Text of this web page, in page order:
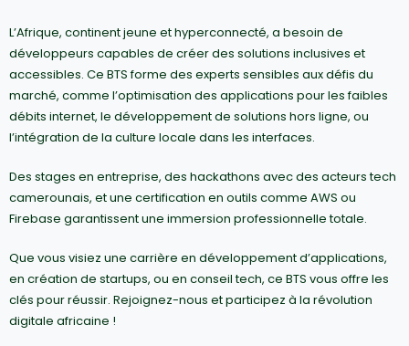
L’Afrique, continent jeune et hyperconnecté, a besoin de
développeurs capables de créer des solutions inclusives et
accessibles. Ce BTS forme des experts sensibles aux défis du
marché, comme l’optimisation des applications pour les faibles
débits internet, le développement de solutions hors ligne, ou
l’intégration de la culture locale dans les interfaces.
Des stages en entreprise, des hackathons avec des acteurs tech
camerounais, et une certification en outils comme AWS ou
Firebase garantissent une immersion professionnelle totale.
Que vous visiez une carrière en développement d’applications,
en création de startups, ou en conseil tech, ce BTS vous offre les
clés pour réussir. Rejoignez-nous et participez à la révolution
digitale africaine !